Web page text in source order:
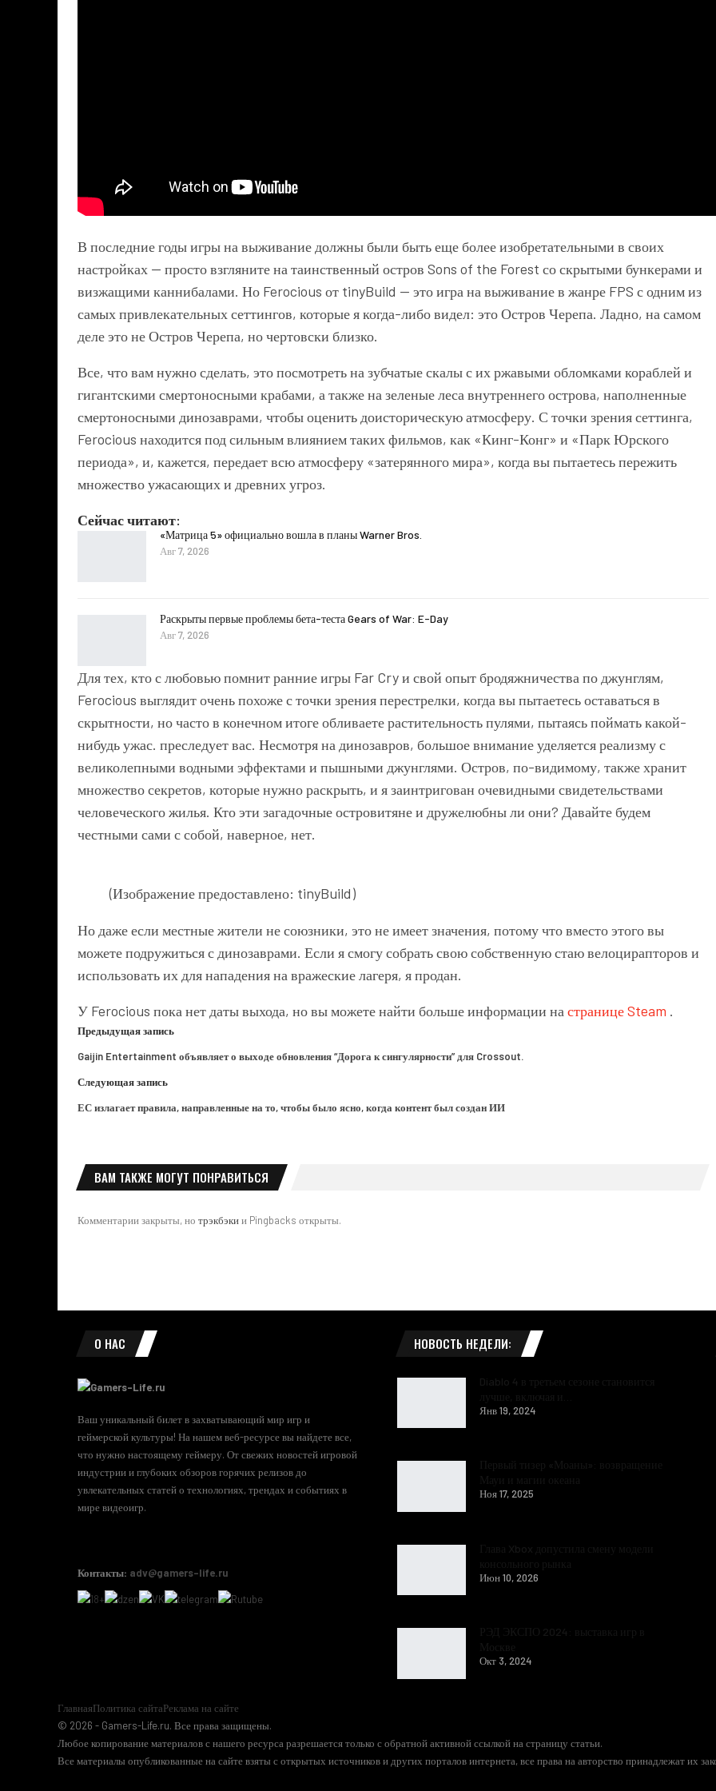
В последние годы игры на выживание должны были быть еще более изобретательными в своих
настройках — просто взгляните на таинственный остров Sons of the Forest со скрытыми бункерами и
визжащими каннибалами. Но Ferocious от tinyBuild — это игра на выживание в жанре FPS с одним из
самых привлекательных сеттингов, которые я когда-либо видел: это Остров Черепа. Ладно, на самом
деле это не Остров Черепа, но чертовски близко.
Все, что вам нужно сделать, это посмотреть на зубчатые скалы с их ржавыми обломками кораблей и
гигантскими смертоносными крабами, а также на зеленые леса внутреннего острова, наполненные
смертоносными динозаврами, чтобы оценить доисторическую атмосферу. С точки зрения сеттинга,
Ferocious находится под сильным влиянием таких фильмов, как «Кинг-Конг» и «Парк Юрского
периода», и, кажется, передает всю атмосферу «затерянного мира», когда вы пытаетесь пережить
множество ужасающих и древних угроз.
Сейчас читают:
«Матрица 5» официально вошла в планы Warner Bros.
Авг 7, 2026
Раскрыты первые проблемы бета-теста Gears of War: E-Day
Авг 7, 2026
Для тех, кто с любовью помнит ранние игры Far Cry и свой опыт бродяжничества по джунглям,
Ferocious выглядит очень похоже с точки зрения перестрелки, когда вы пытаетесь оставаться в
скрытности, но часто в конечном итоге обливаете растительность пулями, пытаясь поймать какой-
нибудь ужас. преследует вас. Несмотря на динозавров, большое внимание уделяется реализму с
великолепными водными эффектами и пышными джунглями. Остров, по-видимому, также хранит
множество секретов, которые нужно раскрыть, и я заинтригован очевидными свидетельствами
человеческого жилья. Кто эти загадочные островитяне и дружелюбны ли они? Давайте будем
честными сами с собой, наверное, нет.
(Изображение предоставлено: tinyBuild)
Но даже если местные жители не союзники, это не имеет значения, потому что вместо этого вы
можете подружиться с динозаврами. Если я смогу собрать свою собственную стаю велоцирапторов и
использовать их для нападения на вражеские лагеря, я продан.
У Ferocious пока нет даты выхода, но вы можете найти больше информации на странице Steam .
Предыдущая запись
Gaijin Entertainment объявляет о выходе обновления “Дорога к сингулярности” для Crossout.
Следующая запись
ЕС излагает правила, направленные на то, чтобы было ясно, когда контент был создан ИИ
ВАМ ТАКЖЕ МОГУТ ПОНРАВИТЬСЯ
Комментарии закрыты, но трэкбэкии Pingbacks открыты.
О НАС
Ваш уникальный билет в захватывающий мир игр и
геймерской культуры! На нашем веб-ресурсе вы найдете все,
что нужно настоящему геймеру. От свежих новостей игровой
индустрии и глубоких обзоров горячих релизов до
увлекательных статей о технологиях, трендах и событиях в
мире видеоигр.
Контакты: adv@gamers-life.ru
НОВОСТЬ НЕДЕЛИ:
Янв 19, 2024
Ноя 17, 2025
Июн 10, 2026
Окт 3, 2024
ГлавнаяПолитика сайтаРеклама на сайте
© 2026 - Gamers-Life.ru. Все права защищены.
Любое копирование материалов с нашего ресурса разрешается только с обратной активной ссылкой на страницу статьи.
Все материалы опубликованные на сайте взяты с открытых источников и других порталов интернета, все права на авторство принадлежат их